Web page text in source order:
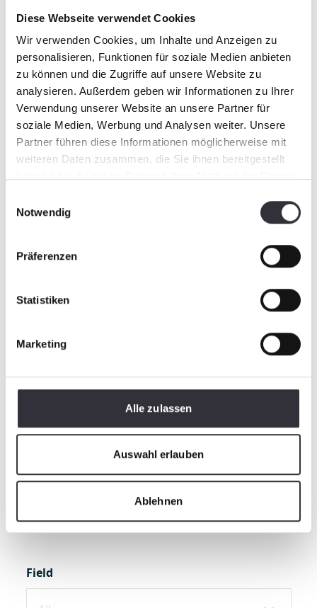
Diese Webseite verwendet Cookies
Wir verwenden Cookies, um Inhalte und Anzeigen zu
personalisieren, Funktionen für soziale Medien anbieten
zu können und die Zugriffe auf unsere Website zu
analysieren. Außerdem geben wir Informationen zu Ihrer
Verwendung unserer Website an unsere Partner für
soziale Medien, Werbung und Analysen weiter. Unsere
Partner führen diese Informationen möglicherweise mit
weiteren Daten zusammen, die Sie ihnen bereitgestellt
Notwendig
Präferenzen
Statistiken
Marketing
Alle zulassen
Auswahl erlauben
Ablehnen
investing for decades into a robust service
network across North America. Our spare
parts and service technicians are always able
to reach you within 72 hours. With more than
10 regional offices across the continent, you
are guaranteed to have a local contact to assist
you.
Service hotline
24 hours a day, 7 days a week
Overnight express delivery
Maximum 3 days delivery time
Contacts
Field